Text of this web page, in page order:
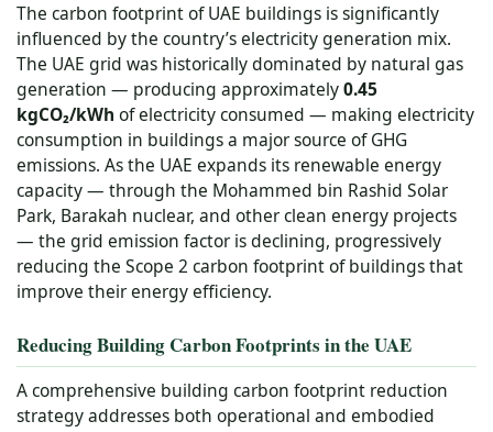
The carbon footprint of UAE buildings is significantly
influenced by the country’s electricity generation mix.
The UAE grid was historically dominated by natural gas
generation — producing approximately0.45
kgCO₂/kWh of electricity consumed — making electricity
consumption in buildings a major source of GHG
emissions. As the UAE expands its renewable energy
capacity — through the Mohammed bin Rashid Solar
Park, Barakah nuclear, and other clean energy projects
— the grid emission factor is declining, progressively
reducing the Scope 2 carbon footprint of buildings that
improve their energy efficiency.
Reducing Building Carbon Footprints in the UAE
A comprehensive building carbon footprint reduction
strategy addresses both operational and embodied